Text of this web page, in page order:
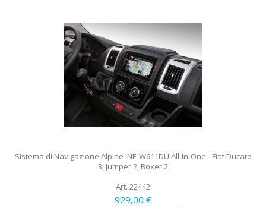
Sistema di Navigazione Alpine INE-W611DU All-In-One - Fiat Ducato
3, Jumper 2, Boxer 2
Art. 22442
929,00 €